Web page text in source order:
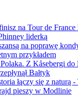
na Tour de
liderką
na poprawę
przykładem
Z Kåsebergi
Bałtyk
łączy się z naturą
pieszy w Modlinie